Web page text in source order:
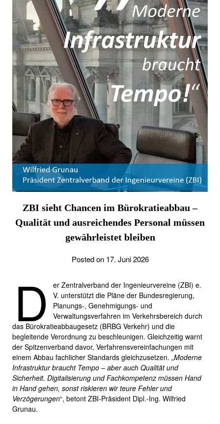
ZBI sieht Chancen im Bürokratieabbau –
Qualität und ausreichendes Personal müssen
gewährleistet bleiben
Posted on 17. Juni 2026
D
er Zentralverband der Ingenieurvereine (ZBI) e.
V. unterstützt die Pläne der Bundesregierung,
Planungs-, Genehmigungs- und
Verwaltungsverfahren im Verkehrsbereich durch
das Bürokratieabbaugesetz (BRBG Verkehr) und die
begleitende Verordnung zu beschleunigen. Gleichzeitig warnt
der Spitzenverband davor, Verfahrensvereinfachungen mit
einem Abbau fachlicher Standards gleichzusetzen. „Moderne
Infrastruktur braucht Tempo – aber auch Qualität und
Sicherheit. Digitalisierung und Fachkompetenz müssen Hand
in Hand gehen, sonst riskieren wir teure Fehler und
Verzögerungen“, betont ZBI-Präsident Dipl.-Ing. Wilfried
Grunau.